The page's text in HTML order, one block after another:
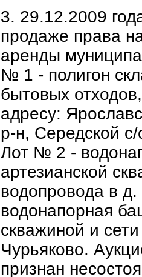
3. 29.12.2009
продаже права
аренды
№ 1 - полигон
бытовых
адресу:
р-н, Середской
Лот № 2 -
артезианской
водопровода в
водонапорная
скважиной и
Чурьяково.
признан